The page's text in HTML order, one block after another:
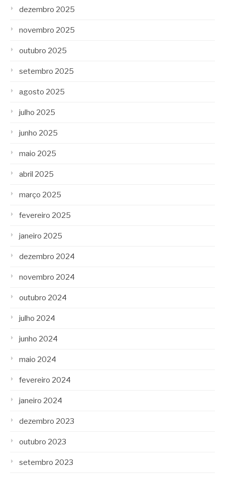
dezembro 2025
novembro 2025
outubro 2025
setembro 2025
agosto 2025
julho 2025
junho 2025
maio 2025
abril 2025
março 2025
fevereiro 2025
janeiro 2025
dezembro 2024
novembro 2024
outubro 2024
julho 2024
junho 2024
maio 2024
fevereiro 2024
janeiro 2024
dezembro 2023
outubro 2023
setembro 2023